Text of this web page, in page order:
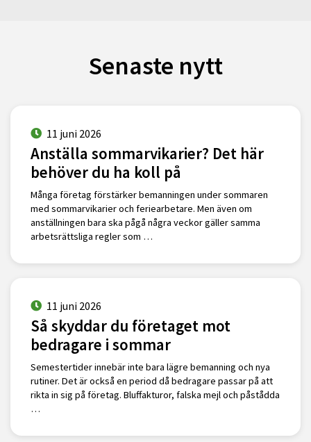
Senaste nytt
11 juni 2026
Anställa sommarvikarier? Det här
behöver du ha koll på
Många företag förstärker bemanningen under sommaren
med sommarvikarier och feriearbetare. Men även om
anställningen bara ska pågå några veckor gäller samma
arbetsrättsliga regler som …
11 juni 2026
Så skyddar du företaget mot
bedragare i sommar
Semestertider innebär inte bara lägre bemanning och nya
rutiner. Det är också en period då bedragare passar på att
rikta in sig på företag. Bluffakturor, falska mejl och påstådda
…